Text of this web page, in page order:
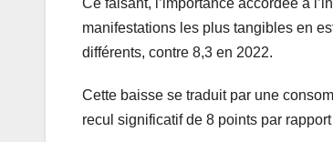
manifestations les plus tangibles en
différents, contre 8,3 en 2022.
Cette baisse se traduit par une
recul significatif de 8 points par